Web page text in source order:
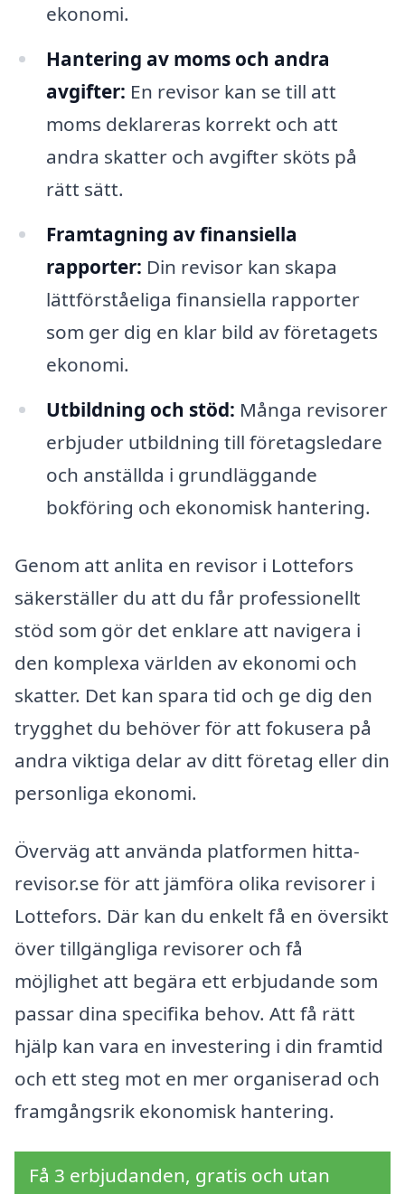
ekonomi.
Hantering av moms och andra
avgifter: En revisor kan se till att
moms deklareras korrekt och att
andra skatter och avgifter sköts på
rätt sätt.
Framtagning av finansiella
rapporter: Din revisor kan skapa
lättförståeliga finansiella rapporter
som ger dig en klar bild av företagets
ekonomi.
Utbildning och stöd: Många revisorer
erbjuder utbildning till företagsledare
och anställda i grundläggande
bokföring och ekonomisk hantering.
Genom att anlita en revisor i Lottefors
säkerställer du att du får professionellt
stöd som gör det enklare att navigera i
den komplexa världen av ekonomi och
skatter. Det kan spara tid och ge dig den
trygghet du behöver för att fokusera på
andra viktiga delar av ditt företag eller din
personliga ekonomi.
Överväg att använda platformen hitta-
revisor.se för att jämföra olika revisorer i
Lottefors. Där kan du enkelt få en översikt
över tillgängliga revisorer och få
möjlighet att begära ett erbjudande som
passar dina specifika behov. Att få rätt
hjälp kan vara en investering i din framtid
och ett steg mot en mer organiserad och
framgångsrik ekonomisk hantering.
Få 3 erbjudanden, gratis och utan